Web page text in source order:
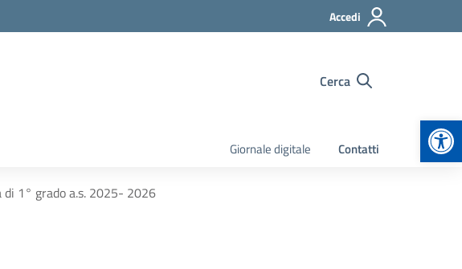
Accedi
Cerca
Giornale digitale Contatti
di 1° grado a.s. 2025- 2026